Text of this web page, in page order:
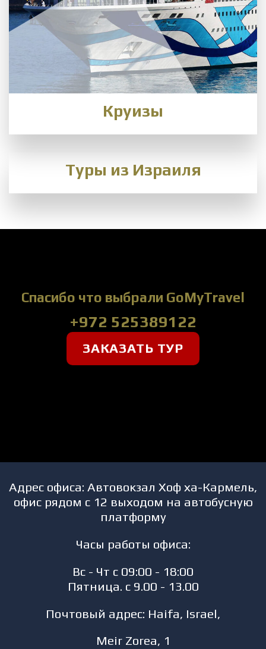
Круизы
Туры из Израиля
Спасибо что выбрали GoMyTravel
+972 525389122
ЗАКАЗАТЬ ТУР
Адрес офиса: Автовокзал Хоф ха-Кармель,
офис рядом с 12 выходом на автобусную
платформу
Часы работы офиса:
Вс - Чт с 09:00 - 18:00
Пятница. с 9.00 - 13.00
Почтовый адрес: Haifa, Israel,
Meir Zorea, 1